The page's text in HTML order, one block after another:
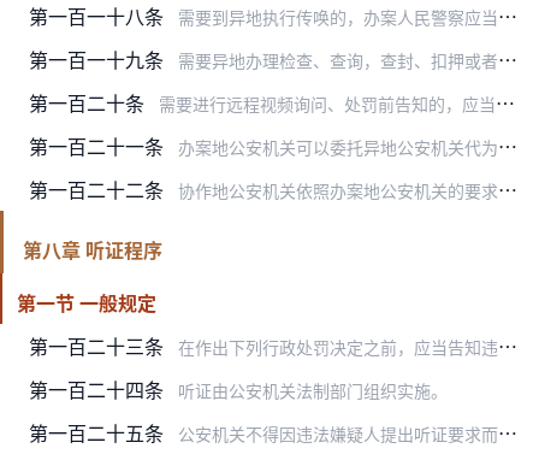
第一百一十八条 需要到异地执行传唤的，办案人民警察应当持传唤证、办案协作函件和人民警察证，与协作地公安机关联系，在协作地公安机关的协作下进行传唤。协作地公安机关应当协助将违法嫌…
第一百一十九条 需要异地办理检查、查询，查封、扣押或者冻结与案件有关的财物、文件的，应当持相关的法律文书、办案协作函件和人民警察证，与协作地公安机关联系，协作地公安机关应当协助…
第一百二十条 需要进行远程视频询问、处罚前告知的，应当由协作地公安机关事先核实被询问、告知人的身份。办案地公安机关应当制作询问、告知笔录并传输至协作地公安机关。询问、告知笔录…
第一百二十一条 办案地公安机关可以委托异地公安机关代为询问、向有关单位和个人调取电子数据、接收自行书写材料、进行辨认、履行处罚前告知程序、送达法律文书等工作。
第一百二十二条 协作地公安机关依照办案地公安机关的要求，依法履行办案协作职责所产生的法律责任，由办案地公安机关承担。
第八章 听证程序
第一节 一般规定
第一百二十三条
在作出下列行政处罚决定之前，应当告知违法嫌疑人有要求举行听证的权利：
第一百二十四条 听证由公安机关法制部门组织实施。
第一百二十五条 公安机关不得因违法嫌疑人提出听证要求而加重处罚。